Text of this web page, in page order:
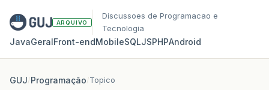
ARQUIVO
Discussoes de Programacao e
Tecnologia
JavaGeralFront‑endMobileSQLJSPHPAndroid
GUJ/Programação/Topico